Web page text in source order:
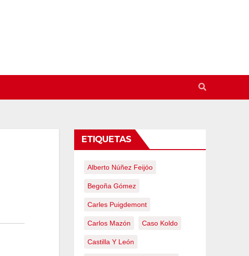
ETIQUETAS
Alberto Núñez Feijóo
Begoña Gómez
Carles Puigdemont
Carlos Mazón Caso Koldo
Castilla Y León